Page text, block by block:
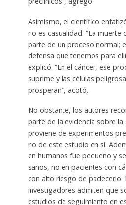
Asimismo, el científico
no es casualidad. “La muerte
parte de un proceso normal;
defensa que tenemos para
explicó. “En el cáncer, ese
suprime y las células
prosperan”, acotó.
No obstante, los autores
parte de la evidencia sobre la
proviene de experimentos
no de este estudio en sí.
en humanos fue pequeño y
sanos, no en pacientes con
con alto riesgo de padecerlo.
investigadores admiten que
estudios de seguimiento en